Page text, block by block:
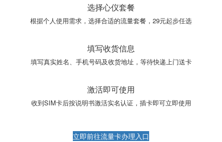
选择心仪套餐
根据个人使用需求，选择合适的流量套餐，29元起步任选
填写收货信息
填写真实姓名、手机号码及收货地址，等待快递上门送卡
激活即可使用
收到SIM卡后按说明书激活实名认证，插卡即可立即使用
立即前往流量卡办理入口